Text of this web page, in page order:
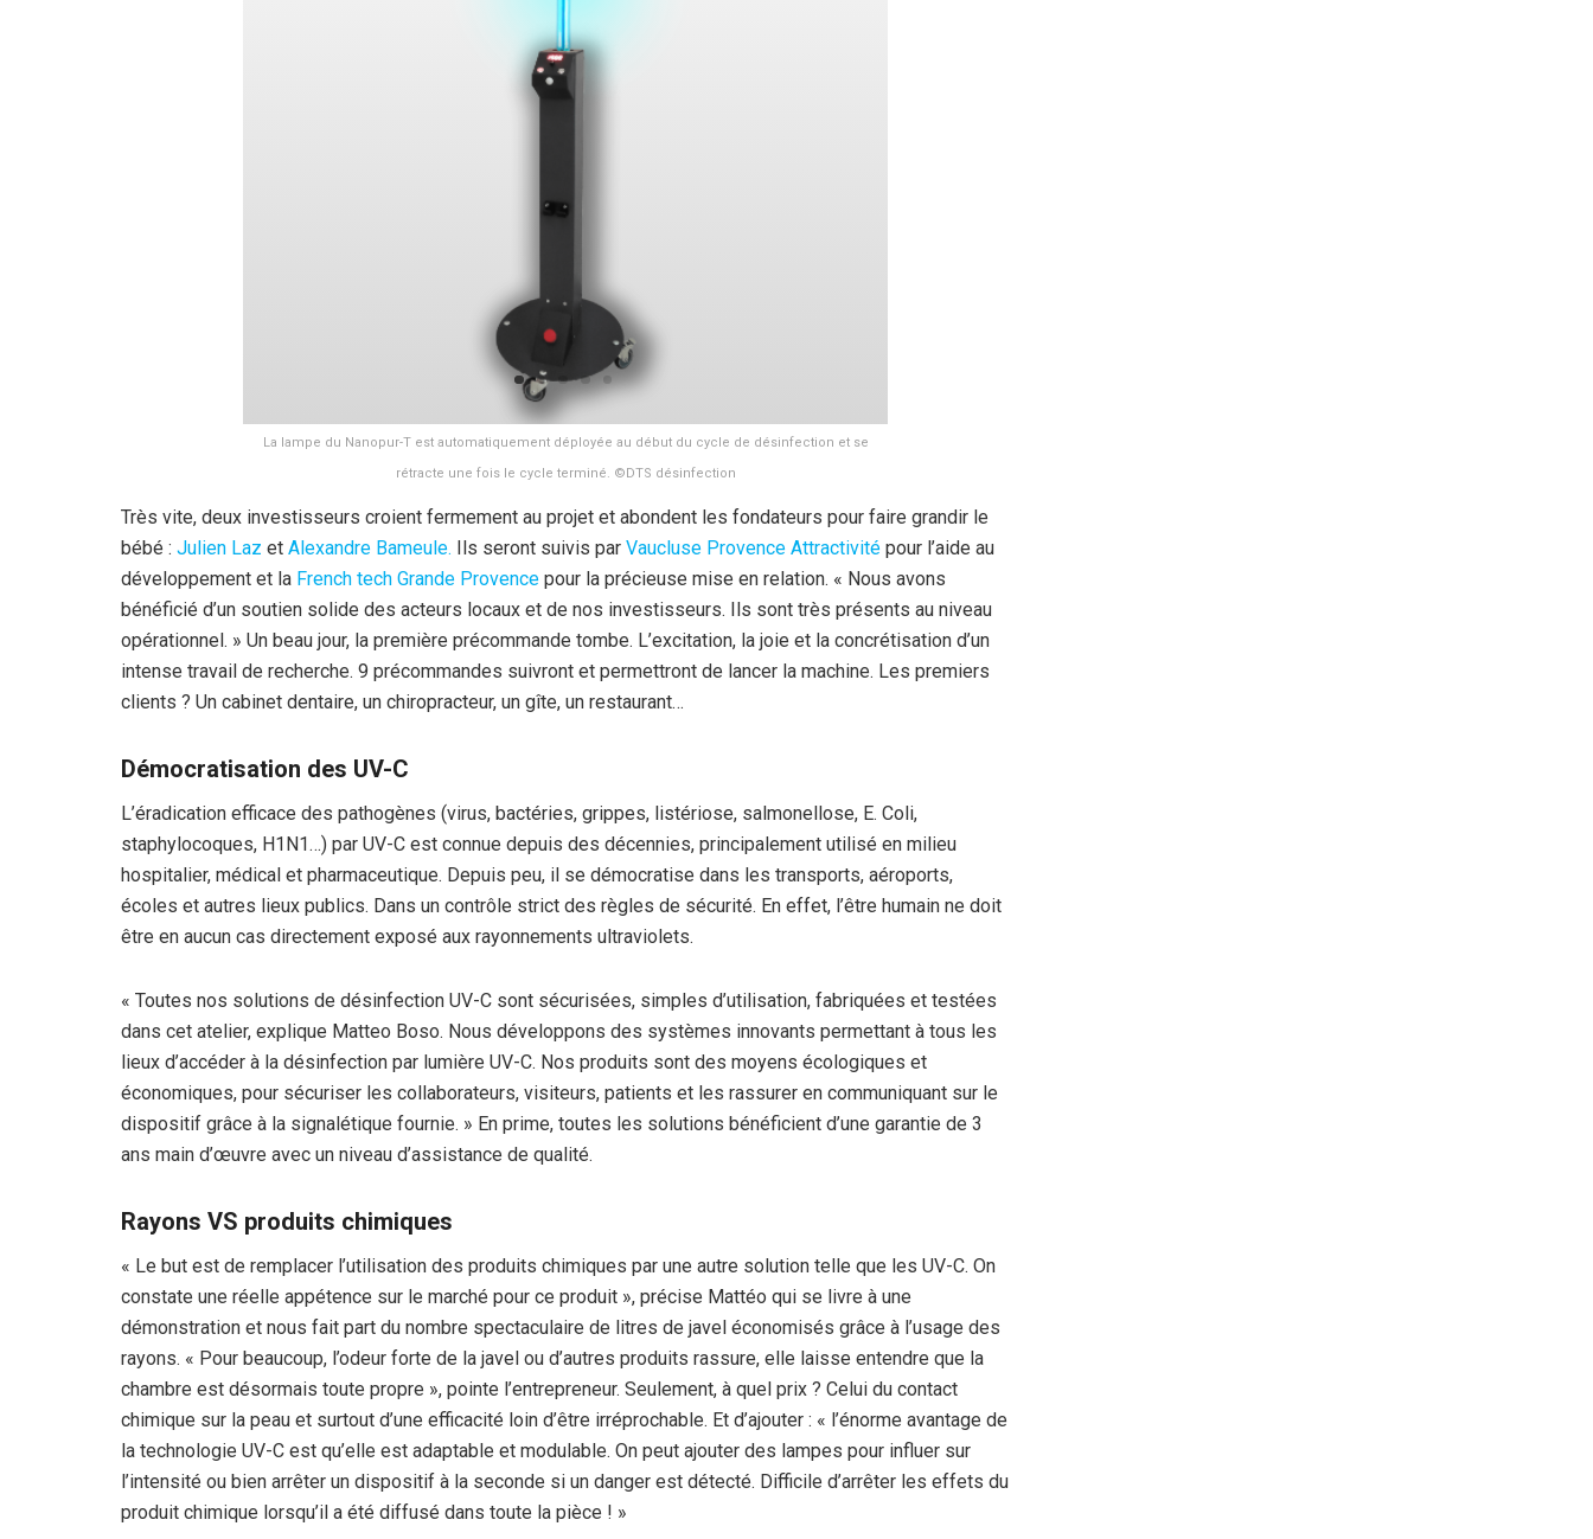
La lampe du Nanopur-T est automatiquement déployée au début du cycle de désinfection et se
rétracte une fois le cycle terminé. ©DTS désinfection
Très vite, deux investisseurs croient fermement au projet et abondent les fondateurs pour faire grandir le
bébé : Julien Laz et Alexandre Bameule. Ils seront suivis par Vaucluse Provence Attractivité pour l’aide au
développement et la French tech Grande Provence pour la précieuse mise en relation. « Nous avons
bénéficié d’un soutien solide des acteurs locaux et de nos investisseurs. Ils sont très présents au niveau
opérationnel. » Un beau jour, la première précommande tombe. L’excitation, la joie et la concrétisation d’un
intense travail de recherche. 9 précommandes suivront et permettront de lancer la machine. Les premiers
clients ? Un cabinet dentaire, un chiropracteur, un gîte, un restaurant…
Démocratisation des UV-C
L’éradication efficace des pathogènes (virus, bactéries, grippes, listériose, salmonellose, E. Coli,
staphylocoques, H1N1…) par UV-C est connue depuis des décennies, principalement utilisé en milieu
hospitalier, médical et pharmaceutique. Depuis peu, il se démocratise dans les transports, aéroports,
écoles et autres lieux publics. Dans un contrôle strict des règles de sécurité. En effet, l’être humain ne doit
être en aucun cas directement exposé aux rayonnements ultraviolets.
« Toutes nos solutions de désinfection UV-C sont sécurisées, simples d’utilisation, fabriquées et testées
dans cet atelier, explique Matteo Boso. Nous développons des systèmes innovants permettant à tous les
lieux d’accéder à la désinfection par lumière UV-C. Nos produits sont des moyens écologiques et
économiques, pour sécuriser les collaborateurs, visiteurs, patients et les rassurer en communiquant sur le
dispositif grâce à la signalétique fournie. » En prime, toutes les solutions bénéficient d’une garantie de 3
ans main d’œuvre avec un niveau d’assistance de qualité.
Rayons VS produits chimiques
« Le but est de remplacer l’utilisation des produits chimiques par une autre solution telle que les UV-C. On
constate une réelle appétence sur le marché pour ce produit », précise Mattéo qui se livre à une
démonstration et nous fait part du nombre spectaculaire de litres de javel économisés grâce à l’usage des
rayons. « Pour beaucoup, l’odeur forte de la javel ou d’autres produits rassure, elle laisse entendre que la
chambre est désormais toute propre », pointe l’entrepreneur. Seulement, à quel prix ? Celui du contact
chimique sur la peau et surtout d’une efficacité loin d’être irréprochable. Et d’ajouter : « l’énorme avantage de
la technologie UV-C est qu’elle est adaptable et modulable. On peut ajouter des lampes pour influer sur
l’intensité ou bien arrêter un dispositif à la seconde si un danger est détecté. Difficile d’arrêter les effets du
produit chimique lorsqu’il a été diffusé dans toute la pièce ! »